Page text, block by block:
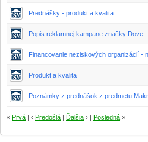
Prednášky - produkt a kvalita
Popis reklamnej kampane značky Dove
Financovanie neziskových organizácií -
Produkt a kvalita
Poznámky z prednášok z predmetu
« Prvá | ‹ Predošlá | Ďalšia › | Posledná »